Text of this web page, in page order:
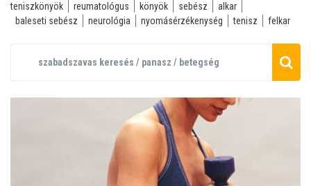
teniszkönyök reumatológus könyök sebész
alkar
baleseti sebész
neurológia nyomásérzékenység tenisz felkar